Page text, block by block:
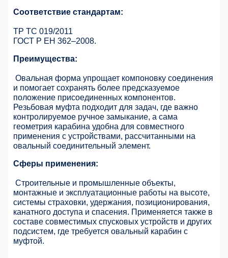
Соответствие стандартам:
ТР ТС 019/2011
ГОСТ Р ЕН 362–2008.
Преимущества:
Овальная форма упрощает компоновку соединения
и помогает сохранять более предсказуемое
положение присоединенных компонентов.
Резьбовая муфта подходит для задач, где важно
контролируемое ручное замыкание, а сама
геометрия карабина удобна для совместного
применения с устройствами, рассчитанными на
овальный соединительный элемент.
Сферы применения:
Строительные и промышленные объекты,
монтажные и эксплуатационные работы на высоте,
системы страховки, удержания, позиционирования,
канатного доступа и спасения. Применяется также в
составе совместимых спусковых устройств и других
подсистем, где требуется овальный карабин с
муфтой.